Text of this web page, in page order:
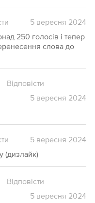
5 вересня 2024
250 голосів і тепер
слова до
Відповісти
5 вересня 2024
5 вересня 2024
(дизлайк)
Відповісти
5 вересня 2024